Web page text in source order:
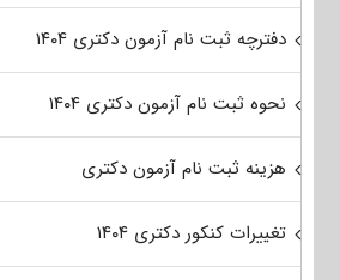
دفترچه ثبت نام آزمون دکتری ۱۴۰۴
نحوه ثبت نام آزمون دکتری ۱۴۰۴
هزینه ثبت نام آزمون دکتری
تغییرات کنکور دکتری ۱۴۰۴